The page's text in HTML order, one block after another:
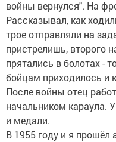
войны вернулся". На
Рассказывал, как
трое отправляли на
пристрелишь, второго
прятались в болотах -
бойцам приходилось и
После войны отец
начальником караула.
и медали.
В 1955 году и я